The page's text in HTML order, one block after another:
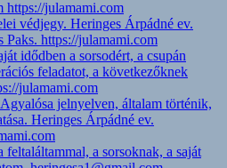
https://julamami.com
védjegy. Heringes Árpádné ev.
Paks. https://julamami.com
idődben a sorsodért, a csupán
feladatot, a következőknek
julamami.com
jelnyelven, általam történik,
Heringes Árpádné ev.
feltaláltammal, a sorsoknak, a saját